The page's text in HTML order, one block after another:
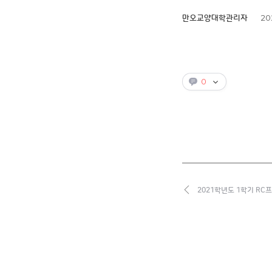
만오교양대학관리자
0
2021학년도 1학기 RC